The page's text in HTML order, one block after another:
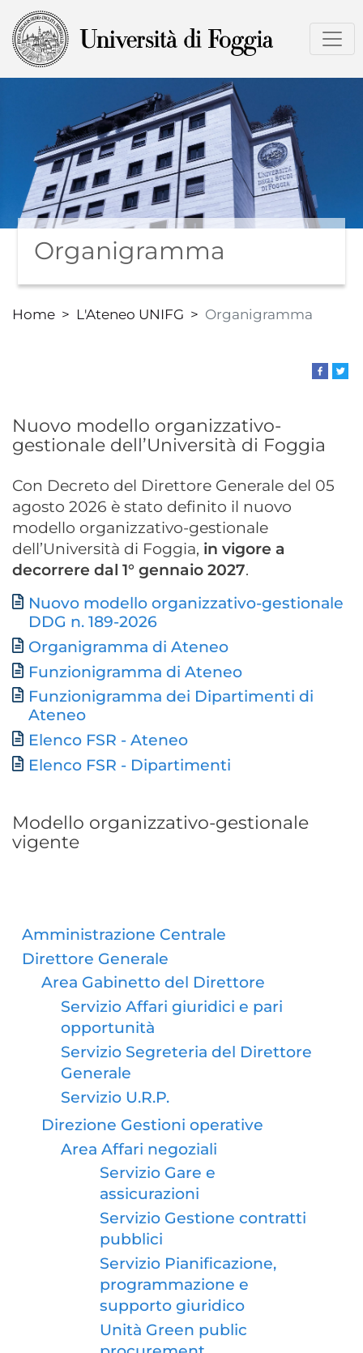
al
contenuto
principale
Organigramma
Home L'Ateneo UNIFG Organigramma
Nuovo modello organizzativo-
gestionale dell’Università di Foggia
Con Decreto del Direttore Generale del 05
agosto 2026 è stato definito il nuovo
modello organizzativo-gestionale
dell’Università di Foggia, in vigore a
decorrere dal 1° gennaio 2027.
Documento
Nuovo modello organizzativo-gestionale
DDG n. 189-2026
Organigramma di Ateneo
Funzionigramma di Ateneo
Funzionigramma dei Dipartimenti di
Ateneo
Elenco FSR - Ateneo
Elenco FSR - Dipartimenti
Modello organizzativo-gestionale
vigente
Amministrazione Centrale
Direttore Generale
Area Gabinetto del Direttore
Servizio Affari giuridici e pari
opportunità
Servizio Segreteria del Direttore
Generale
Servizio U.R.P.
Direzione Gestioni operative
Area Affari negoziali
Servizio Gare e
assicurazioni
Servizio Gestione contratti
pubblici
Servizio Pianificazione,
programmazione e
supporto giuridico
Unità Green public